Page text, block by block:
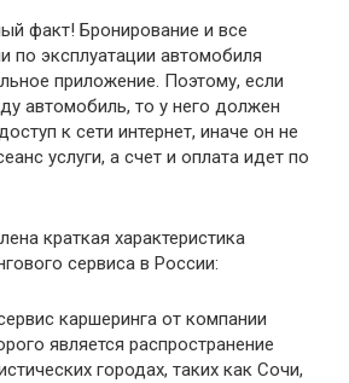
факт! Бронирование и все
по эксплуатации автомобиля
приложение. Поэтому, если
автомобиль, то у него должен
к сети интернет, иначе он не
услуги, а счет и оплата идет по
краткая характеристика
сервиса в России:
каршеринга от компании
является распространение
городах, таких как Сочи,